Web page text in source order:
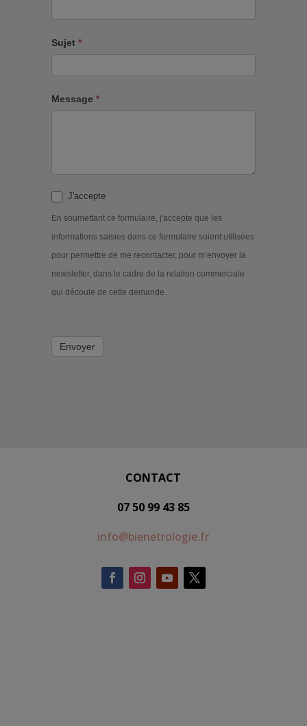
Sujet *
Message *
J'accepte
En soumettant ce formulaire, j'accepte que les
informations saisies dans ce formulaire soient utilisées
pour permettre de me recontacter, pour m’envoyer la
newsletter, dans le cadre de la relation commerciale
qui découle de cette demande.
Envoyer
CONTACT
07 50 99 43 85
info@bienetrologie.fr